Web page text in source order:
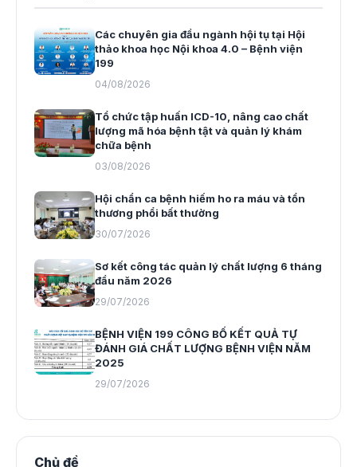
Các chuyên gia đầu ngành hội tụ tại Hội
thảo khoa học Nội khoa 4.0 – Bệnh viện
199
04/08/2026
Tổ chức tập huấn ICD-10, nâng cao chất
lượng mã hóa bệnh tật và quản lý khám
chữa bệnh
03/08/2026
Hội chẩn ca bệnh hiếm ho ra máu và tổn
thương phổi bất thường
30/07/2026
Sơ kết công tác quản lý chất lượng 6 tháng
đầu năm 2026
29/07/2026
BỆNH VIỆN 199 CÔNG BỐ KẾT QUẢ TỰ
ĐÁNH GIÁ CHẤT LƯỢNG BỆNH VIỆN NĂM
2025
29/07/2026
Chủ đề